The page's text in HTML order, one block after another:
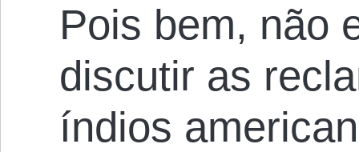
Pois bem, não
discutir as
índios